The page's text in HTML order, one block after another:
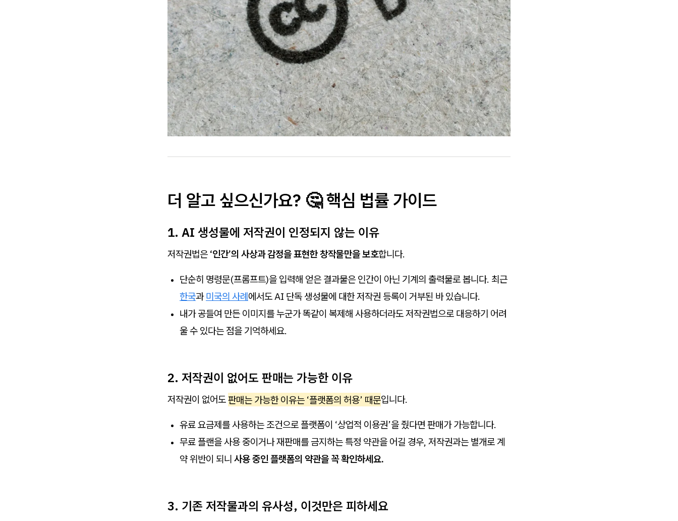
더 알고 싶으신가요? 🤔 핵심 법률 가이드
1. AI 생성물에 저작권이 인정되지 않는 이유
저작권법은 ‘인간’의 사상과 감정을 표현한 창작물만을 보호합니다.
단순히 명령문(프롬프트)을 입력해 얻은 결과물은 인간이 아닌 기계의 출력물로 봅니다. 최근
한국과미국의 사례에서도 AI 단독 생성물에 대한 저작권 등록이 거부된 바 있습니다.
내가 공들여 만든 이미지를 누군가 똑같이 복제해 사용하더라도 저작권법으로 대응하기 어려
울 수 있다는 점을 기억하세요.
2. 저작권이 없어도 판매는 가능한 이유
저작권이 없어도판매는 가능한 이유는 ‘플랫폼의 허용’ 때문입니다.
유료 요금제를 사용하는 조건으로 플랫폼이 ‘상업적 이용권’을 줬다면 판매가 가능합니다.
무료 플랜을 사용 중이거나 재판매를 금지하는 특정 약관을 어길 경우, 저작권과는 별개로 계
약 위반이 되니 사용 중인 플랫폼의 약관을 꼭 확인하세요.
3. 기존 저작물과의 유사성, 이것만은 피하세요